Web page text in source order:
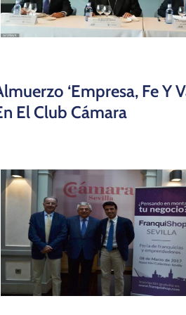
‘Empresa, Fe Y
El Club Cámara